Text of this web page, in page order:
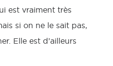
est vraiment très
si on ne le sait pas,
Elle est d’ailleurs